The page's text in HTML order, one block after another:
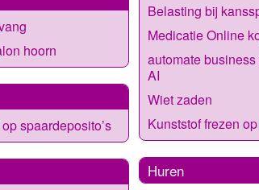
hoorn
spaardeposito’s
Belasting bij
Medicatie Online
automate
AI
Wiet zaden
Kunststof frezen
Huren